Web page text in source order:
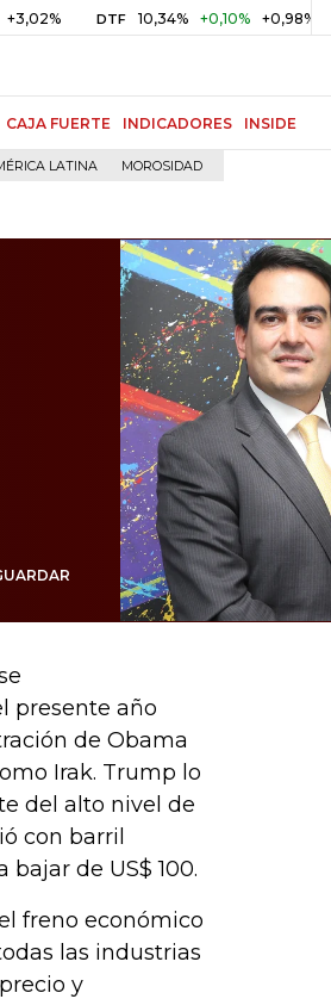
DTF 10,34% +0,10% +0,98% UVR
CAJA FUERTE INDICADORES INSIDE
LATINA MOROSIDAD
presente año
de Obama
Irak. Trump lo
del alto nivel de
con barril
de US$ 100.
freno económico
las industrias
y